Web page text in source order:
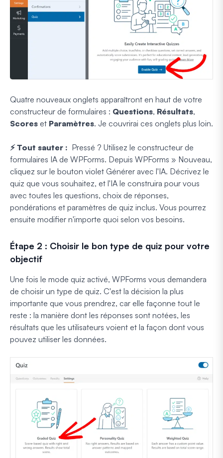
Quatre nouveaux onglets apparaîtront en haut de votre
constructeur de formulaires : Questions, Résultats,
Scores et Paramètres. Je couvrirai ces onglets plus loin.
⚡ Tout sauter : Pressé ? Utilisez le constructeur de
formulaires IA de WPForms. Depuis WPForms » Nouveau,
cliquez sur le bouton violet Générer avec l'IA. Décrivez le
quiz que vous souhaitez, et l'IA le construira pour vous
avec toutes les questions, choix de réponses,
pondérations et paramètres de quiz inclus. Vous pourrez
ensuite modifier n'importe quoi selon vos besoins.
Étape 2 : Choisir le bon type de quiz pour votre
objectif
Une fois le mode quiz activé, WPForms vous demandera
de choisir un type de quiz. C'est la décision la plus
importante que vous prendrez, car elle façonne tout le
reste : la manière dont les réponses sont notées, les
résultats que les utilisateurs voient et la façon dont vous
pouvez utiliser les données.